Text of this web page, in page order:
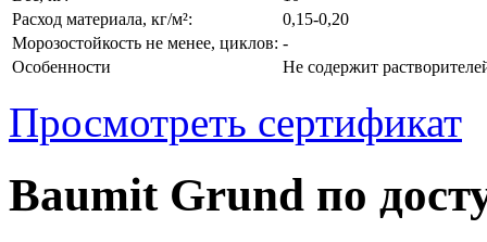
Расход материала, кг/м²:
0,15-0,20
Морозостойкость не менее, циклов: -
Особенности
Не содержит
Просмотреть сертификат
Baumit Grund по